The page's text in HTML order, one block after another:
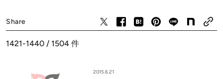
Share
1421-1440 / 1504 件
2015.6.21